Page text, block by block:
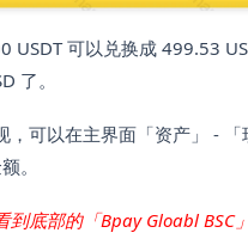
USDT 可以兑换成 499.53
了。
，可以在主界面「资产」 - 「
。
到底部的「Bpay Gloabl BSC